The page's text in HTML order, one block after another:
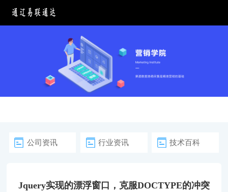
公司资讯 行业资讯 技术百科
Jquery实现的漂浮窗口，克服DOCTYPE的冲突